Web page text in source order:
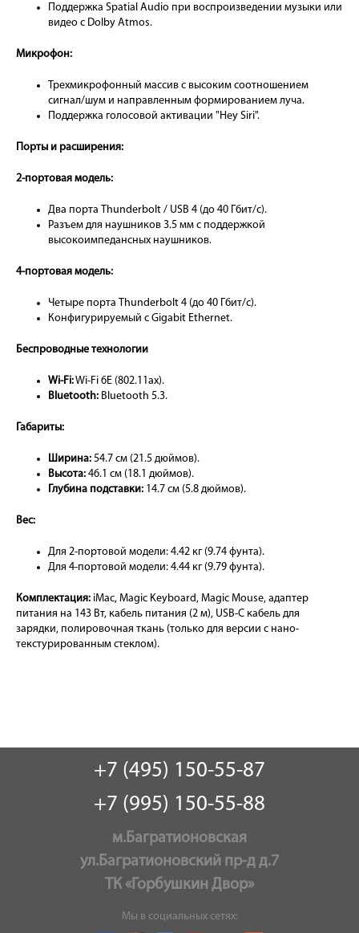
Поддержка Spatial Audio при воспроизведении музыки или
видео с Dolby Atmos.
Микрофон:
Трехмикрофонный массив с высоким соотношением
сигнал/шум и направленным формированием луча.
Поддержка голосовой активации "Hey Siri".
Порты и расширения:
2-портовая модель:
Два порта Thunderbolt / USB 4 (до 40 Гбит/с).
Разъем для наушников 3.5 мм с поддержкой
высокоимпедансных наушников.
4-портовая модель:
Четыре порта Thunderbolt 4 (до 40 Гбит/с).
Конфигурируемый с Gigabit Ethernet.
Беспроводные технологии
Wi-Fi:Wi-Fi 6E (802.11ax).
Bluetooth: Bluetooth 5.3.
Габариты:
Ширина: 54.7 см (21.5 дюймов).
Высота: 46.1 см (18.1 дюймов).
Глубина подставки: 14.7 см (5.8 дюймов).
Вес:
Для 2-портовой модели: 4.42 кг (9.74 фунта).
Для 4-портовой модели: 4.44 кг (9.79 фунта).
Комплектация: iMac, Magic Keyboard, Magic Mouse, адаптер
питания на 143 Вт, кабель питания (2 м), USB-C кабель для
зарядки, полировочная ткань (только для версии с нано-
текстурированным стеклом).
+7 (495) 150-55-87
+7 (995) 150-55-88
м.Багратионовская
ул.Багратионовский пр-д д.7
ТК «Горбушкин Двор»
Мы в социальных сетях: